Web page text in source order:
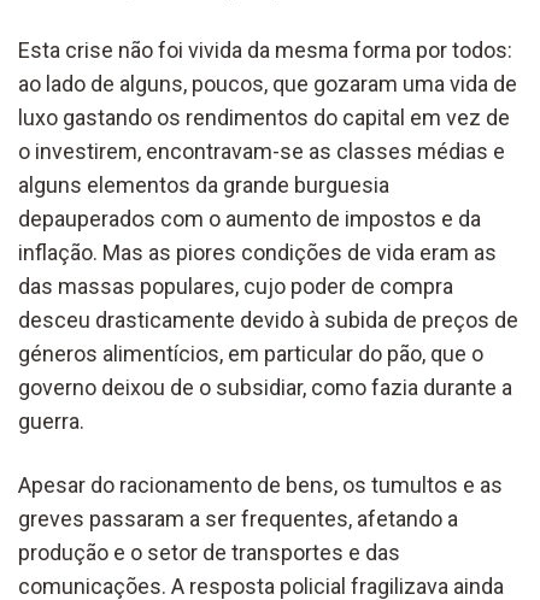
Esta crise não foi vivida da mesma forma por todos:
ao lado de alguns, poucos, que gozaram uma vida de
luxo gastando os rendimentos do capital em vez de
o investirem, encontravam-se as classes médias e
alguns elementos da grande burguesia
depauperados com o aumento de impostos e da
inflação. Mas as piores condições de vida eram as
das massas populares, cujo poder de compra
desceu drasticamente devido à subida de preços de
géneros alimentícios, em particular do pão, que o
governo deixou de o subsidiar, como fazia durante a
guerra.
Apesar do racionamento de bens, os tumultos e as
greves passaram a ser frequentes, afetando a
produção e o setor de transportes e das
comunicações. A resposta policial fragilizava ainda